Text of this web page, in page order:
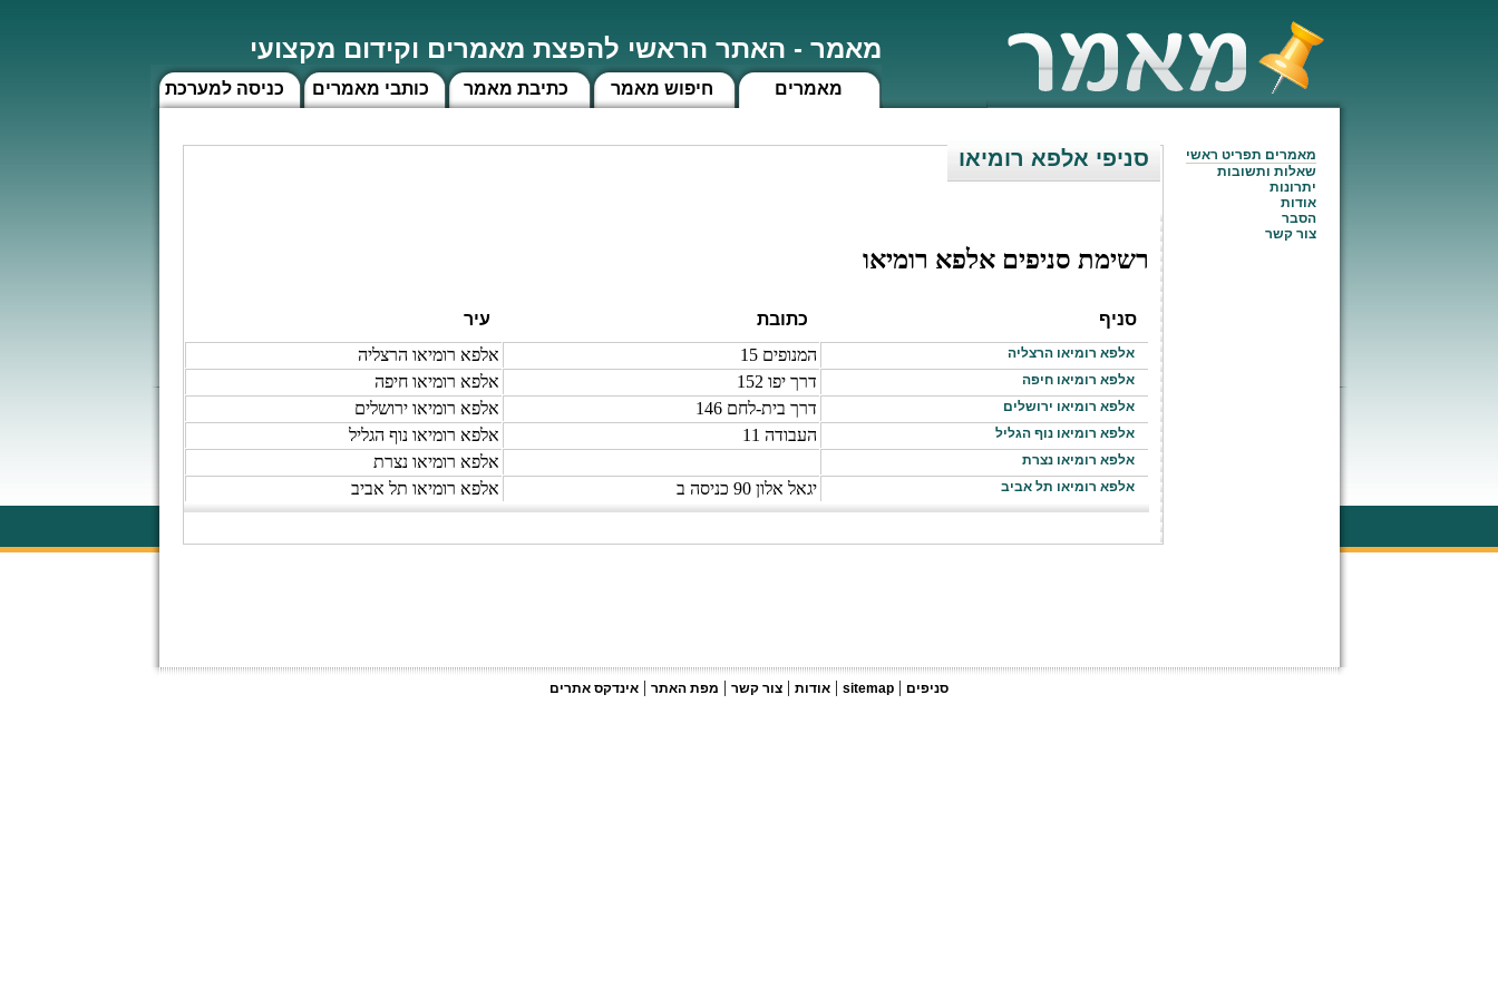
מאמר - האתר הראשי להפצת מאמרים וקידום מקצועי
כניסה למערכת כותבי מאמרים כתיבת מאמר חיפוש מאמר מאמרים
סניפי אלפא רומיאו
רשימת סניפיםאלפא רומיאו
סניף כתובת עיר
אלפא רומיאו הרצליה המנופים 15 אלפא רומיאו הרצליה
אלפא רומיאו חיפה דרך יפו 152 אלפא רומיאו חיפה
אלפא רומיאו ירושלים דרך בית-לחם 146 אלפא רומיאו ירושלים
אלפא רומיאו נוף הגליל העבודה 11 אלפא רומיאו נוף הגליל
אלפא רומיאו נצרת אלפא רומיאו נצרת
אלפא רומיאו תל אביב יגאל אלון 90 כניסה ב אלפא רומיאו תל אביב
מאמרים תפריט ראשי
שאלות ותשובות
יתרונות
אודות
הסבר
צור קשר
אודות | צור קשר | מפת האתר | אינדקס אתרים | sitemap | סניפים